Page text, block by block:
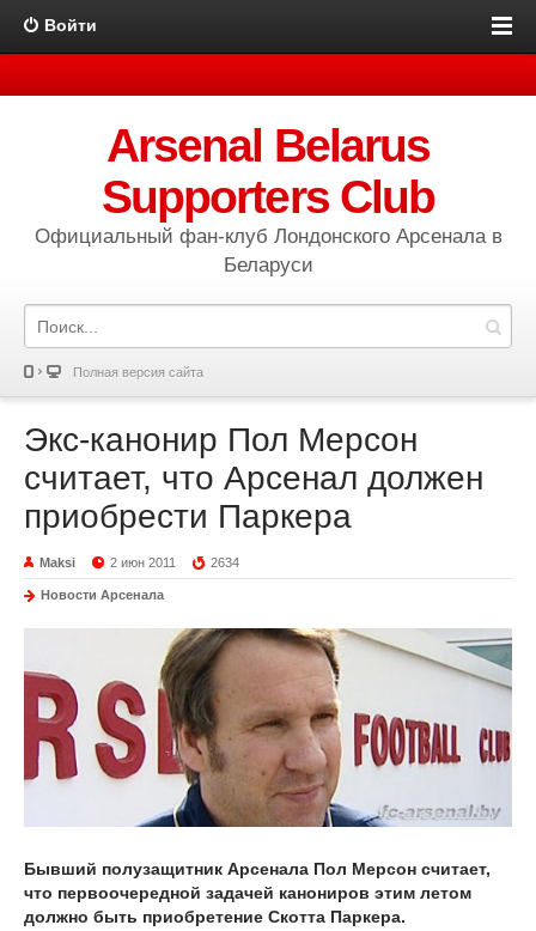
Войти
Arsenal Belarus
Supporters Club
Официальный фан-клуб Лондонского Арсенала в
Беларуси
Полная версия сайта
Экс-канонир Пол Мерсон
считает, что Арсенал должен
приобрести Паркера
Maksi 2 июн 2011 2634
Новости Арсенала
Бывший полузащитник Арсенала Пол Мерсон считает,
что первоочередной задачей канониров этим летом
должно быть приобретение Скотта Паркера.